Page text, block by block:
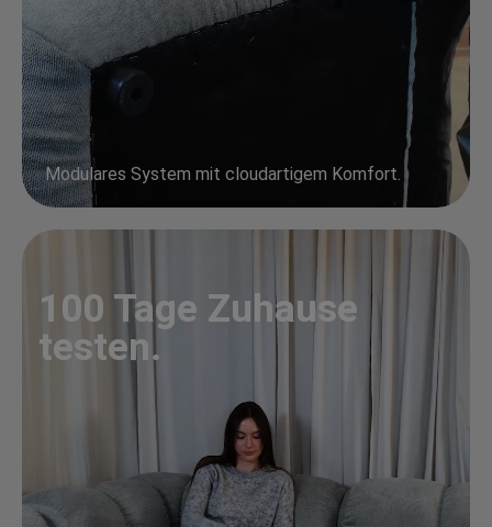
Modulares System mit cloudartigem Komfort.
100 Tage Zuhause
testen.